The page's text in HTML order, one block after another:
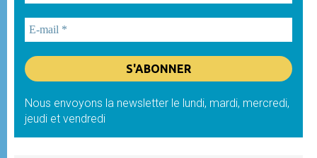
Nous envoyons la newsletter le lundi, mardi, mercredi,
jeudi et vendredi